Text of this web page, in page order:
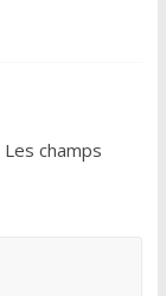
Les champs